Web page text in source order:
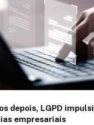
depois, LGPD
empresariais